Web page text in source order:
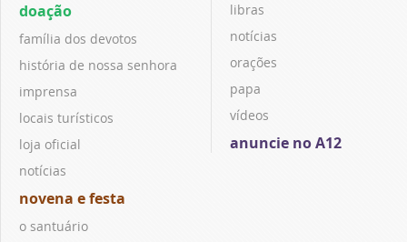
doação
família dos devotos
história de nossa senhora
imprensa
locais turísticos
loja oficial
notícias
novena e festa
o santuário
libras
notícias
orações
papa
vídeos
anuncie no A12